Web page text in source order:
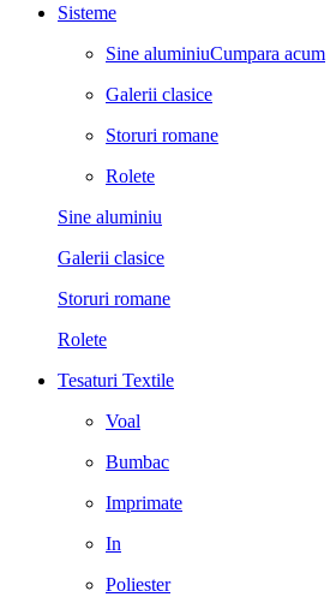
Sisteme
Sine aluminiuCumpara acum
Galerii clasice
Storuri romane
Rolete
Sine aluminiu
Galerii clasice
Storuri romane
Rolete
Tesaturi Textile
Voal
Bumbac
Imprimate
In
Poliester